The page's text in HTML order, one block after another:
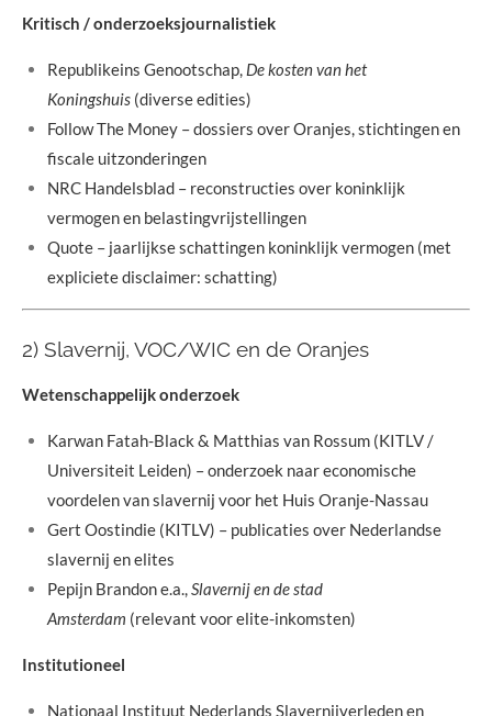
Kritisch / onderzoeksjournalistiek
Republikeins Genootschap, De kosten van het
Koningshuis(diverse edities)
Follow The Money – dossiers over Oranjes, stichtingen en
fiscale uitzonderingen
NRC Handelsblad – reconstructies over koninklijk
vermogen en belastingvrijstellingen
Quote – jaarlijkse schattingen koninklijk vermogen (met
expliciete disclaimer: schatting)
2) Slavernij, VOC/WIC en de Oranjes
Wetenschappelijk onderzoek
Karwan Fatah-Black & Matthias van Rossum (KITLV /
Universiteit Leiden) – onderzoek naar economische
voordelen van slavernij voor het Huis Oranje-Nassau
Gert Oostindie (KITLV) – publicaties over Nederlandse
slavernij en elites
Pepijn Brandon e.a.,Slavernij en de stad
Amsterdam (relevant voor elite-inkomsten)
Institutioneel
Nationaal Instituut Nederlands Slavernijverleden en